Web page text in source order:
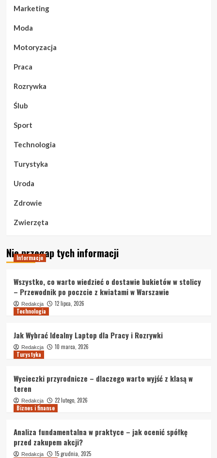
Marketing
Moda
Motoryzacja
Praca
Rozrywka
Ślub
Sport
Technologia
Turystyka
Uroda
Zdrowie
Zwierzęta
Nie przegap tych informacji
Informacje
Wszystko, co warto wiedzieć o dostawie bukietów w stolicy
– Przewodnik po poczcie z kwiatami w Warszawie
Redakcja
12 lipca, 2026
Technologia
Jak Wybrać Idealny Laptop dla Pracy i Rozrywki
Redakcja
10 marca, 2026
Turystyka
Wycieczki przyrodnicze – dlaczego warto wyjść z klasą w
teren
Redakcja
22 lutego, 2026
Biznes i finanse
Analiza fundamentalna w praktyce – jak ocenić spółkę
przed zakupem akcji?
Redakcja
15 grudnia, 2025